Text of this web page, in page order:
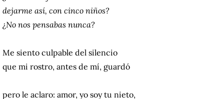
dejarme así, con cinco niños?
¿No nos pensabas nunca?
Me siento culpable del silencio
que mi rostro, antes de mí, guardó
pero le aclaro: amor, yo soy tu nieto,